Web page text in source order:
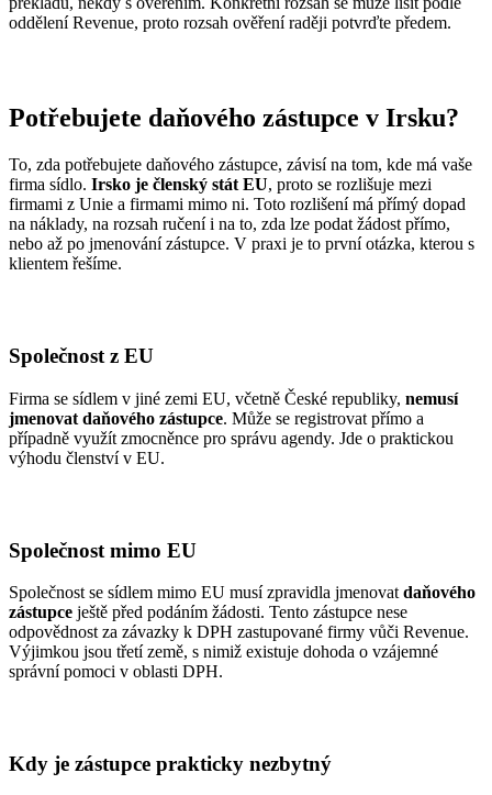
oddělení Revenue, proto rozsah ověření raději potvrďte předem.
Potřebujete daňového zástupce v Irsku?
To, zda potřebujete daňového zástupce, závisí na tom, kde má vaše
firma sídlo. Irsko je členský stát EU, proto se rozlišuje mezi
firmami z Unie a firmami mimo ni. Toto rozlišení má přímý dopad
na náklady, na rozsah ručení i na to, zda lze podat žádost přímo,
nebo až po jmenování zástupce. V praxi je to první otázka, kterou s
klientem řešíme.
Společnost z EU
Firma se sídlem v jiné zemi EU, včetně České republiky, nemusí
jmenovat daňového zástupce. Může se registrovat přímo a
případně využít zmocněnce pro správu agendy. Jde o praktickou
výhodu členství v EU.
Společnost mimo EU
Společnost se sídlem mimo EU musí zpravidla jmenovat daňového
zástupce ještě před podáním žádosti. Tento zástupce nese
odpovědnost za závazky k DPH zastupované firmy vůči Revenue.
Výjimkou jsou třetí země, s nimiž existuje dohoda o vzájemné
správní pomoci v oblasti DPH.
Kdy je zástupce prakticky nezbytný